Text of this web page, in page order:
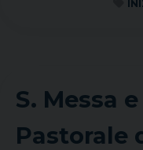
S. Messa
Pastorale